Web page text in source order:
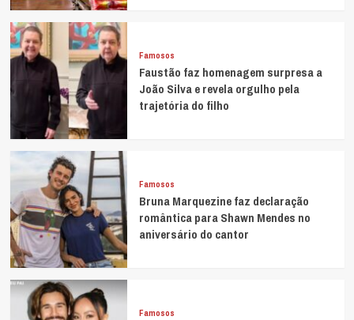
Famosos
Faustão faz homenagem surpresa a
João Silva e revela orgulho pela
trajetória do filho
Famosos
Bruna Marquezine faz declaração
romântica para Shawn Mendes no
aniversário do cantor
Famosos